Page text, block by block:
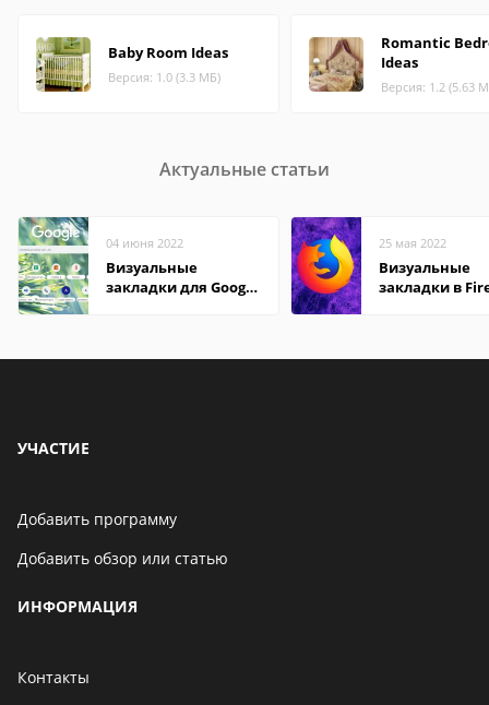
Baby Room Ideas
Версия: 1.0 (3.3 МБ)
Romantic
Ideas
Версия: 1.2 (5.63
Актуальные статьи
04 июня 2022
Визуальные
закладки для Google
25 мая 2022
Визуальные
закладки в
УЧАСТИЕ
Добавить программу
Добавить обзор или статью
ИНФОРМАЦИЯ
Контакты